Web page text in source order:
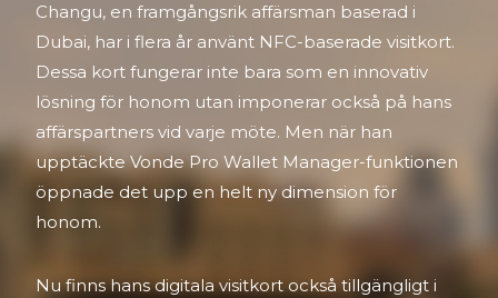
Changu, en framgångsrik affärsman baserad i
Dubai, har i flera år använt NFC-baserade visitkort.
Dessa kort fungerar inte bara som en innovativ
lösning för honom utan imponerar också på hans
affärspartners vid varje möte. Men när han
upptäckte Vonde Pro Wallet Manager-funktionen
öppnade det upp en helt ny dimension för
honom.
Nu finns hans digitala visitkort också tillgängligt i